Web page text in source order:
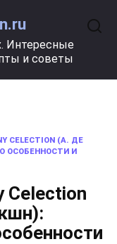
Интересные
и советы
CELECTION (А. ДЕ
ОСОБЕННОСТИ И
Celection